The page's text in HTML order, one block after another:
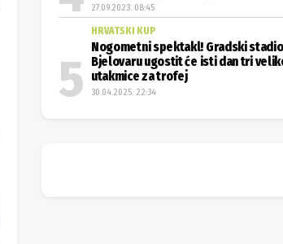
27.09.2023. 08:45
HRVATSKI KUP
Nogometni spektakl! Gradski
Bjelovaru ugostit će isti dan tri
utakmice za trofej
30.04.2025. 22:34